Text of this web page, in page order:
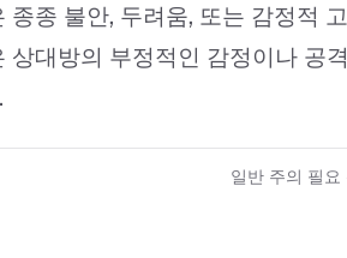
종 불안, 두려움, 또는 감정적
상대방의 부정적인 감정이나 공
일반 주의 필요